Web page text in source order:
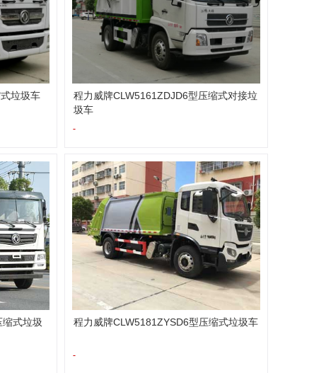
垃圾车
程力威牌CLW5161ZDJD6型压缩式对接垃
圾车
-
式垃圾
程力威牌CLW5181ZYSD6型压缩式垃圾车
-